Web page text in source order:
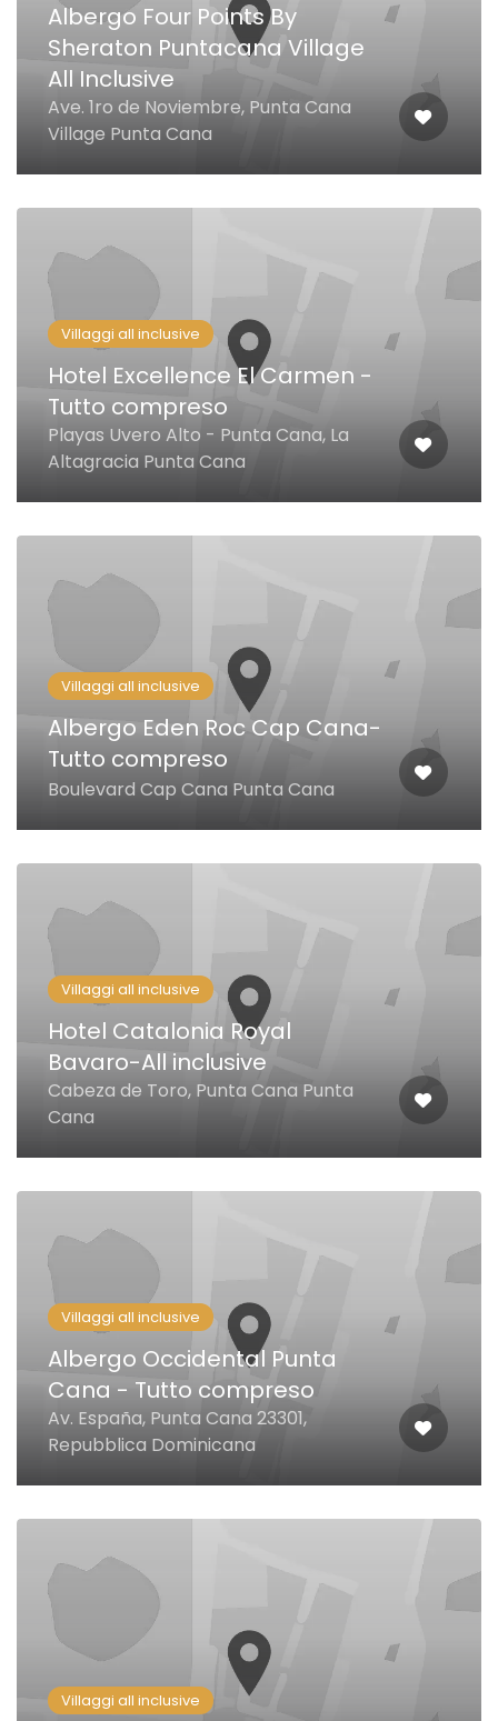
Albergo Four Points By
Sheraton Puntacana Village
All Inclusive
Ave. 1ro de Noviembre, Punta Cana
Village Punta Cana
Villaggi all inclusive
Hotel Excellence El Carmen -
Tutto compreso
Playas Uvero Alto - Punta Cana, La
Altagracia Punta Cana
Villaggi all inclusive
Albergo Eden Roc Cap Cana-
Tutto compreso
Boulevard Cap Cana Punta Cana
Villaggi all inclusive
Hotel Catalonia Royal
Bavaro-All inclusive
Cabeza de Toro, Punta Cana Punta
Cana
Villaggi all inclusive
Albergo Occidental Punta
Cana - Tutto compreso
Av. España, Punta Cana 23301,
Repubblica Dominicana
Villaggi all inclusive